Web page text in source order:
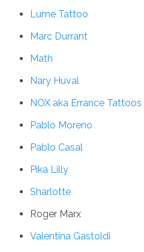
Lume Tattoo
Marc Durrant
Math
Nary Huval
NOX aka Errance Tattoos
Pablo Moreno
Pablo Casal
Pika Lilly
Sharlotte
Roger Marx
Valentina Gastoldi